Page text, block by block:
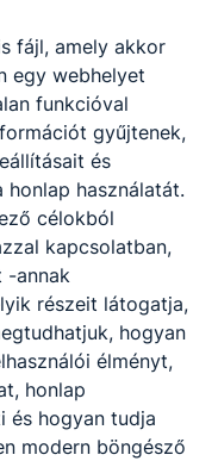
programjában
van a
ismeretek és
a képzési idő
fájl, amely akkor
egy webhelyet
funkcióval
gyűjtenek,
és
használatát.
célokból
kapcsolatban,
-annak
részeit látogatja,
hogyan
élményt,
honlap
és hogyan tudja
modern böngésző